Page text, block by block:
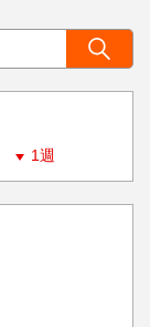
1週